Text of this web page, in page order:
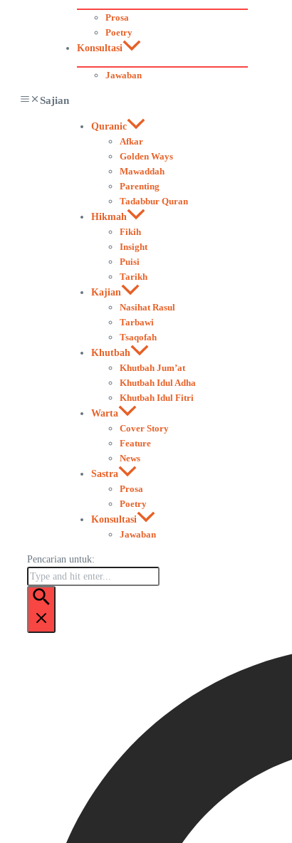
Prosa
Poetry
Konsultasi
Jawaban
Sajian
Quranic
Afkar
Golden Ways
Mawaddah
Parenting
Tadabbur Quran
Hikmah
Fikih
Insight
Puisi
Tarikh
Kajian
Nasihat Rasul
Tarbawi
Tsaqofah
Khutbah
Khutbah Jum’at
Khutbah Idul Adha
Khutbah Idul Fitri
Warta
Cover Story
Feature
News
Sastra
Prosa
Poetry
Konsultasi
Jawaban
Pencarian untuk: